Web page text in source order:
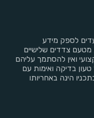
לספק מידע
מטעם צדדים שלישיים
ואין להסתמך עליהם
בדיקה ואימות עם
הינה באחריותו